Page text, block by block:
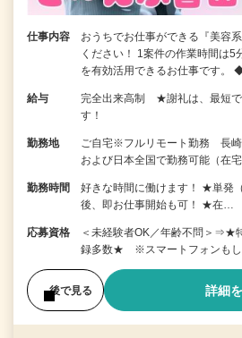
仕事内容
おうちでお仕事ができる『美容
ください！ 1案件の作業時間は5
を有効活用できるお仕事です。
給与
完全出来高制 ★謝礼は、最短で
す！
勤務地
ご自宅※フルリモート勤務 長崎
および日本全国で勤務可能（在宅
勤務時間
好きな時間に働けます！ ★単発
後、即お仕事開始も可！ ★在…
応募資格
＜未経験者OK／年齢不問＞⇒★
録多数★ ※スマートフォンもし
後で見る 詳細